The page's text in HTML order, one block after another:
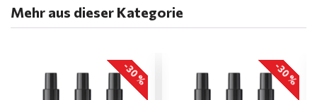
Mehr aus dieser Kategorie
-30 % -30 %